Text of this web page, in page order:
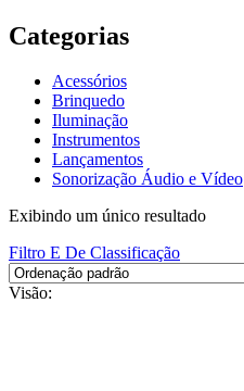
Categorias
Acessórios
Brinquedo
Iluminação
Instrumentos
Lançamentos
Sonorização Áudio e Vídeo
Exibindo um único resultado
Filtro E De Classificação
Visão: